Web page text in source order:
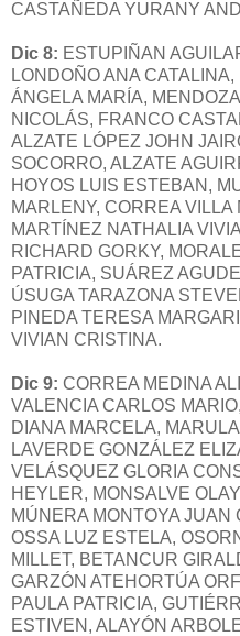
CASTAÑEDA YURANY
Dic 8: ESTUPIÑAN
LONDOÑO ANA
ÁNGELA MARÍA,
NICOLÁS, FRANCO
ALZATE LÓPEZ JOHN
SOCORRO, ALZATE
HOYOS LUIS ESTEBAN,
MARLENY, CORREA
MARTÍNEZ NATHALIA
RICHARD GORKY,
PATRICIA, SUÁREZ
ÚSUGA TARAZONA
PINEDA TERESA
VIVIAN CRISTINA.
Dic 9: CORREA MEDINA
VALENCIA CARLOS
DIANA MARCELA,
LAVERDE GONZÁLEZ
VELÁSQUEZ GLORIA
HEYLER, MONSALVE
MÚNERA MONTOYA
OSSA LUZ ESTELA,
MILLET, BETANCUR
GARZÓN ATEHORTÚA
PAULA PATRICIA,
ESTIVEN, ALAYÓN